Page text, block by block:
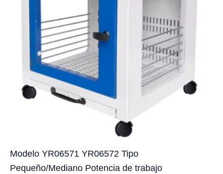
Modelo YR06571 YR06572 Tipo
Pequeño/Mediano Potencia de trabajo